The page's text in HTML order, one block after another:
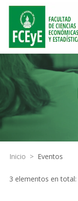
Inicio > Eventos
3 elementos en total: